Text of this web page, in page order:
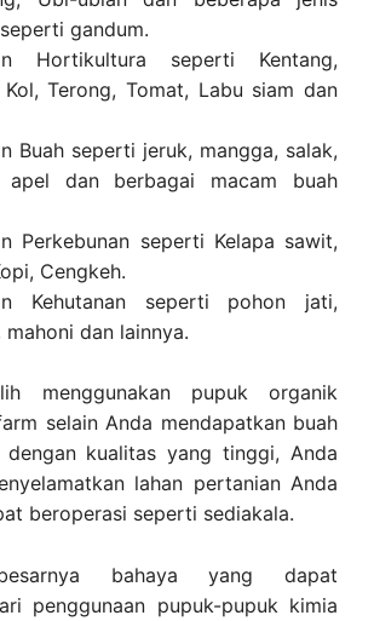
gandum.
Hortikultura seperti Kentang,
Kol, Terong, Tomat, Labu siam dan
Buah seperti jeruk, mangga, salak,
apel dan berbagai macam buah
Perkebunan seperti Kelapa sawit,
Cengkeh.
Kehutanan seperti pohon jati,
mahoni dan lainnya.
menggunakan pupuk organik
selain Anda mendapatkan buah
dengan kualitas yang tinggi, Anda
lahan pertanian Anda
beroperasi seperti sediakala.
bahaya yang dapat
penggunaan pupuk-pupuk kimia